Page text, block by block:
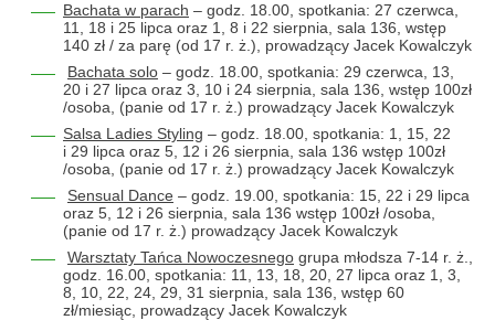
Bachata w parach – godz. 18.00, spotkania: 27 czerwca,
11, 18 i 25 lipca oraz 1, 8 i 22 sierpnia, sala 136, wstęp
140 zł / za parę (od 17 r. ż.), prowadzący Jacek Kowalczyk
Bachata solo – godz. 18.00, spotkania: 29 czerwca, 13,
20 i 27 lipca oraz 3, 10 i 24 sierpnia, sala 136, wstęp 100zł
/osoba, (panie od 17 r. ż.) prowadzący Jacek Kowalczyk
Salsa Ladies Styling – godz. 18.00, spotkania: 1, 15, 22
i 29 lipca oraz 5, 12 i 26 sierpnia, sala 136 wstęp 100zł
/osoba, (panie od 17 r. ż.) prowadzący Jacek Kowalczyk
Sensual Dance – godz. 19.00, spotkania: 15, 22 i 29 lipca
oraz 5, 12 i 26 sierpnia, sala 136 wstęp 100zł /osoba,
(panie od 17 r. ż.) prowadzący Jacek Kowalczyk
Warsztaty Tańca Nowoczesnego grupa młodsza 7-14 r. ż.,
godz. 16.00, spotkania: 11, 13, 18, 20, 27 lipca oraz 1, 3,
8, 10, 22, 24, 29, 31 sierpnia, sala 136, wstęp 60
zł/miesiąc, prowadzący Jacek Kowalczyk